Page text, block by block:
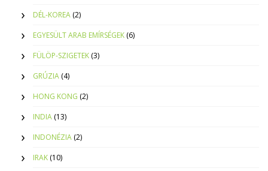
DÉL-KOREA (2)
EGYESÜLT ARAB EMÍRSÉGEK (6)
FÜLÖP-SZIGETEK (3)
GRÚZIA (4)
HONG KONG (2)
INDIA (13)
INDONÉZIA (2)
IRAK (10)